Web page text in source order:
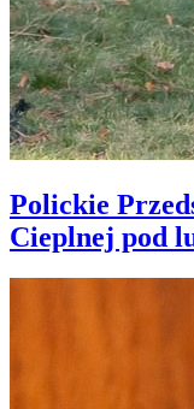
Polickie
Cieplnej pod